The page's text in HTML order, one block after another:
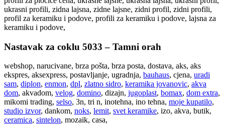
ukrasni profili, zidna lajsna, zidne lajsne, zidni profil, zidni profili,
profil za keramiku i podove, profili za keramiku i podove, lajsna za
keramiku i podove,
Nastavak za coklu 5033 – Tamni orah
webshop, narucivane, brza pošta, brza posta, dostava, aks, aks
ekspres, aksexpress, postavljanje, ugradnja, bauhaus, cjena, uradi
sam, diplon, enmon, dpl, zlatno sidro, keramika jovanovic, akva
dom, akvadom, velog, domino, dizajn, jugoplast, bomax, dom extra,
mikomi trading, selso, 3n, tri n, inotehna, ino tehna, moje kupatilo,
studio izvor, dankom, noks, lemit, svet keramike, izo, akva, butik,
ceramica, sintelon, mozaik, casa,